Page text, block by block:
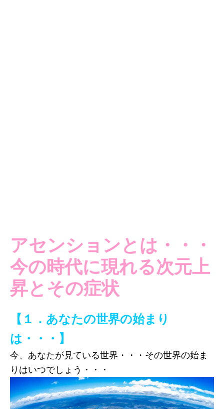
アセンションとは・・・
今の時代に現れる次元上
昇とその症状
【１．あなたの世界の始まり
は・・・】
今、あなたが見ている世界・・・その世界の始ま
りはいつでしょう・・・